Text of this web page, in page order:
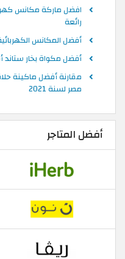
افضل ماركة مكانس
رائعة
أفضل المكانس الكهربائية 2026 وأسعارها في جمهورية
أفضل مكواة بخار ستاند
مقارنة أفضل ماكينة
مصر لسنة 2021
أفضل المتاجر